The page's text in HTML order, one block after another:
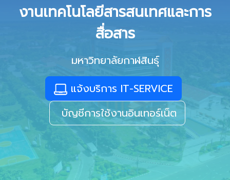
งานเทคโนโลยีสารสนเทศและการ
สื่อสาร
มหาวิทยาลัยกาฬสินธุ์
แจ้งบริการ IT-SERVICE
บัญชีการใช้งานอินเทอร์เน็ต